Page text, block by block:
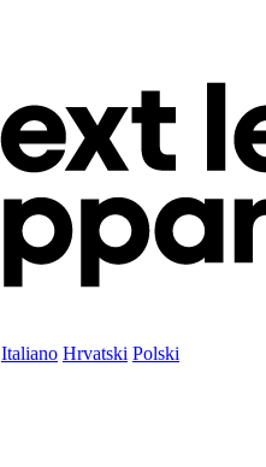
Italiano Hrvatski Polski